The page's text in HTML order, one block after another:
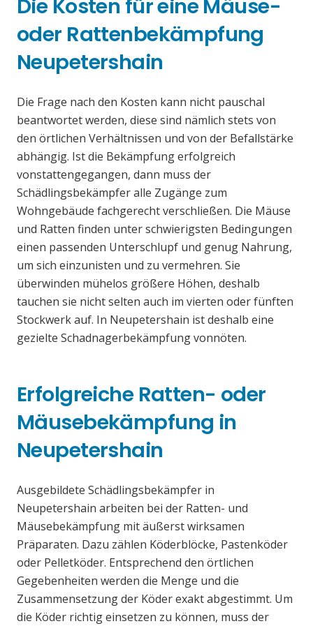
Die Kosten für eine Mäuse-
oder Rattenbekämpfung
Neupetershain
Die Frage nach den Kosten kann nicht pauschal
beantwortet werden, diese sind nämlich stets von
den örtlichen Verhältnissen und von der Befallstärke
abhängig. Ist die Bekämpfung erfolgreich
vonstattengegangen, dann muss der
Schädlingsbekämpfer alle Zugänge zum
Wohngebäude fachgerecht verschließen. Die Mäuse
und Ratten finden unter schwierigsten Bedingungen
einen passenden Unterschlupf und genug Nahrung,
um sich einzunisten und zu vermehren. Sie
überwinden mühelos größere Höhen, deshalb
tauchen sie nicht selten auch im vierten oder fünften
Stockwerk auf. In Neupetershain ist deshalb eine
gezielte Schadnagerbekämpfung vonnöten.
Erfolgreiche Ratten- oder
Mäusebekämpfung in
Neupetershain
Ausgebildete Schädlingsbekämpfer in
Neupetershain arbeiten bei der Ratten- und
Mäusebekämpfung mit äußerst wirksamen
Präparaten. Dazu zählen Köderblöcke, Pastenköder
oder Pelletköder. Entsprechend den örtlichen
Gegebenheiten werden die Menge und die
Zusammensetzung der Köder exakt abgestimmt. Um
die Köder richtig einsetzen zu können, muss der